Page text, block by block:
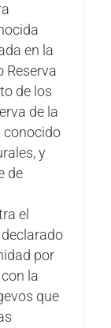
en la
Reserva
de los
de la
conocido
y
de
el
por
la
que